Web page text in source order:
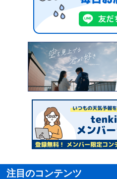
注目のコンテンツ